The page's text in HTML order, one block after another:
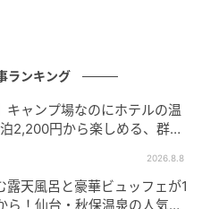
ドやゆったり使えるユニ
ランキング
キャンプ場なのにホテルの温
2,200円から楽しめる、群馬
2026.8.8
露天風呂と豪華ビュッフェが1
ら！仙台・秋保温泉の人気コ